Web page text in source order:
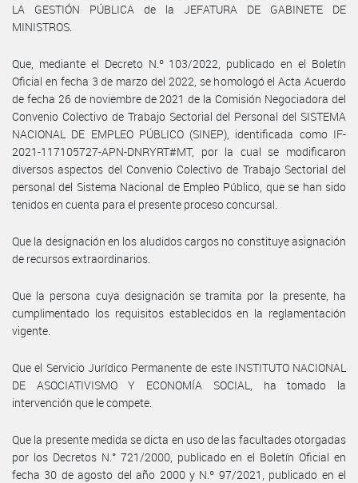
LA GESTIÓN PÚBLICA de la JEFATURA DE GABINETE DE
MINISTROS.
Que, mediante el Decreto N.º 103/2022, publicado en el Boletín
Oficial en fecha 3 de marzo del 2022, se homologó el Acta Acuerdo
de fecha 26 de noviembre de 2021 de la Comisión Negociadora del
Convenio Colectivo de Trabajo Sectorial del Personal del SISTEMA
NACIONAL DE EMPLEO PÚBLICO (SINEP), identificada como IF-
2021-117105727-APN-DNRYRT#MT, por la cual se modificaron
diversos aspectos del Convenio Colectivo de Trabajo Sectorial del
personal del Sistema Nacional de Empleo Público, que se han sido
tenidos en cuenta para el presente proceso concursal.
Que la designación en los aludidos cargos no constituye asignación
de recursos extraordinarios.
Que la persona cuya designación se tramita por la presente, ha
cumplimentado los requisitos establecidos en la reglamentación
vigente.
Que el Servicio Jurídico Permanente de este INSTITUTO NACIONAL
DE ASOCIATIVISMO Y ECONOMÍA SOCIAL, ha tomado la
intervención que le compete.
Que la presente medida se dicta en uso de las facultades otorgadas
por los Decretos N.° 721/2000, publicado en el Boletín Oficial en
fecha 30 de agosto del año 2000 y N.º 97/2021, publicado en el